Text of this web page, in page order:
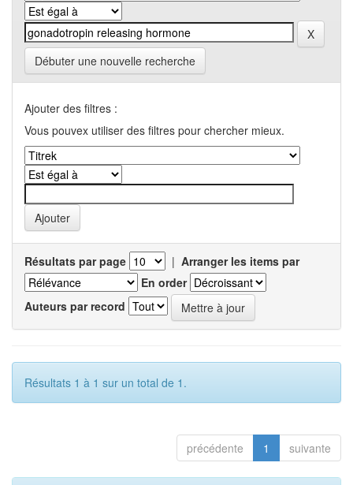
Débuter une nouvelle recherche
Ajouter des filtres :
Vous pouvex utiliser des filtres pour chercher mieux.
Résultats par page | Arranger les items par
En order
Auteurs par record
Résultats 1 à 1 sur un total de 1.
précédente 1 suivante